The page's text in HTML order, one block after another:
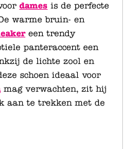
dames is de perfecte
warme bruin- en
een trendy
panteraccent een
de lichte zool en
schoen ideaal voor
mag verwachten, zit hij
aan te trekken met de